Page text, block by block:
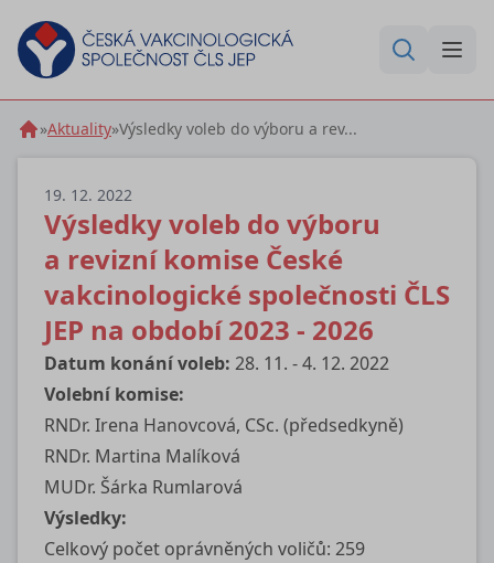
»Aktuality»Výsledky voleb do výboru a rev...
19. 12. 2022
Výsledky voleb do výboru
a revizní komise České
vakcinologické společnosti ČLS
JEP na období 2023 - 2026
Datum konání voleb: 28. 11. - 4. 12. 2022
Volební komise:
RNDr. Irena Hanovcová, CSc. (předsedkyně)
RNDr. Martina Malíková
MUDr. Šárka Rumlarová
Výsledky:
Celkový počet oprávněných voličů: 259